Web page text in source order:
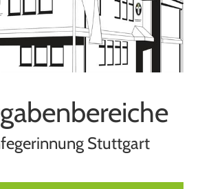
Stuttgart